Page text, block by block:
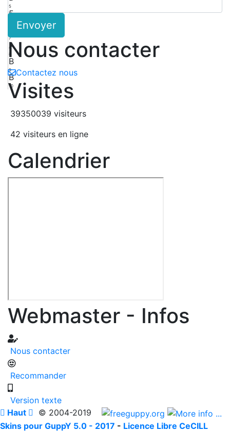
5
5
7
A
8
B
9
B
10
Envoyer
Nous contacter
Contactez nous
Visites
39350039 visiteurs
42 visiteurs en ligne
Calendrier
Webmaster - Infos
Nous contacter
Recommander
Version texte
 Haut  © 2004-2019
Skins pour GuppY 5.0 - 2017 - Licence Libre CeCILL